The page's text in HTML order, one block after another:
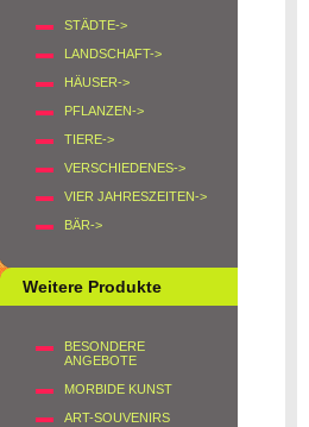
STÄDTE->
LANDSCHAFT->
HÄUSER->
PFLANZEN->
TIERE->
VERSCHIEDENES->
VIER JAHRESZEITEN->
BÄR->
Weitere Produkte
BESONDERE
ANGEBOTE
MORBIDE KUNST
ART-SOUVENIRS